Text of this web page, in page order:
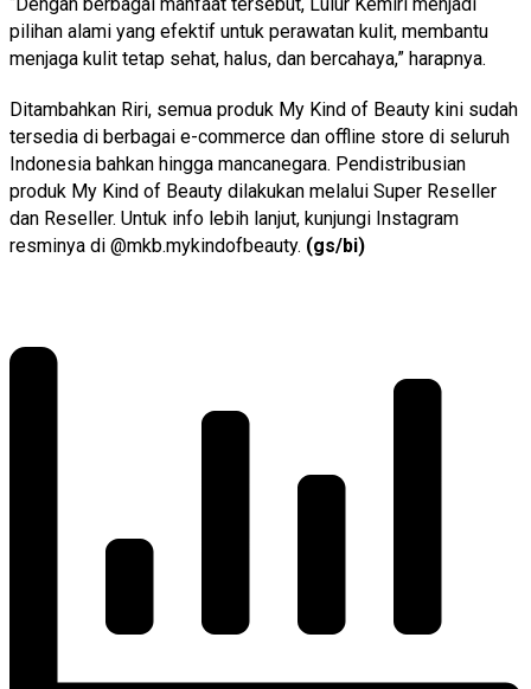
pilihan alami yang efektif untuk perawatan kulit, membantu
menjaga kulit tetap sehat, halus, dan bercahaya,” harapnya.
Ditambahkan Riri, semua produk My Kind of Beauty kini sudah
tersedia di berbagai e-commerce dan offline store di seluruh
Indonesia bahkan hingga mancanegara. Pendistribusian
produk My Kind of Beauty dilakukan melalui Super Reseller
dan Reseller. Untuk info lebih lanjut, kunjungi Instagram
resminya di @mkb.mykindofbeauty. (gs/bi)